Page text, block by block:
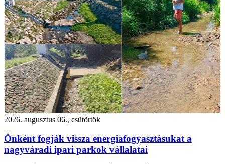
2026. augusztus 06., csütörtök
Önként fogják vissza energiafogyasztásukat a
nagyváradi ipari parkok vállalatai